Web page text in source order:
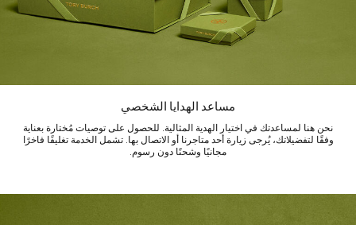
مساعد الهدايا الشخصي
نحن هنا لمساعدتك في اختيار الهدية المثالية. للحصول على توصيات مُختارة بعناية
وفقًا لتفضيلاتك، يُرجى زيارة أحد متاجرنا أو الاتصال بها. تشمل الخدمة تغليفًا فاخرًا
مجانيًا وشحنًا دون رسوم.